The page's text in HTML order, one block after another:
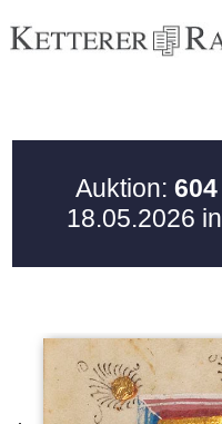
Auktion:
18.05.2026